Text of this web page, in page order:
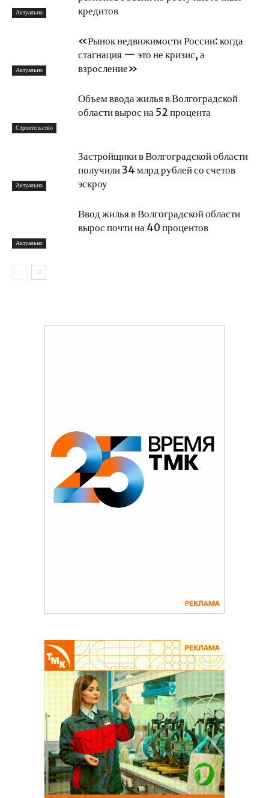
Актуально
кредитов
Актуально
«Рынок недвижимости России: когда
стагнация — это не кризис, а
взросление»
Строительство
Объем ввода жилья в Волгоградской
области вырос на 52 процента
Актуально
Застройщики в Волгоградской области
получили 34 млрд рублей со счетов
эскроу
Актуально
Ввод жилья в Волгоградской области
вырос почти на 40 процентов